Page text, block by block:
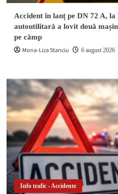
Accident în lanț pe DN 72 A,
autoutilitară a lovit două
pe câmp
Mona-Liza Stanciu 6 august 2026
Info trafic - Accidente